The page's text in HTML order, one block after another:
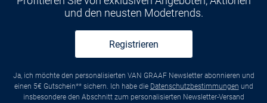
und den neusten Modetrends.
Registrieren
Ja, ich möchte den personalisierten VAN GRAAF Newsletter abonnieren und
einen 5€ Gutschein** sichern. Ich habe die Datenschutzbestimmungen und
insbesondere den Abschnitt zum personalisierten Newsletter-Versand